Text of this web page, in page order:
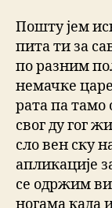
Пошту јем
пита ти за
по разним
немачке
рата па
свог ду гог
сло вен ску
апликације
се одржим